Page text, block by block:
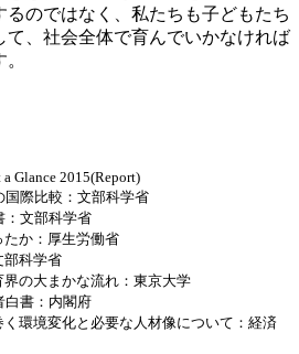
のではなく、私たちも子どもたち
て、社会全体で育んでいかなければ
Glance 2015(Report)
際比較：文部科学省
：文部科学省
たか：厚生労働省
部科学省
の大まかな流れ：東京大学
白書：内閣府
環境変化と必要な人材像について：経済